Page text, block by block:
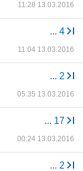
11:28 13.03.2016
... 4
11:04 13.03.2016
... 2
05:35 13.03.2016
... 17
00:24 13.03.2016
... 2